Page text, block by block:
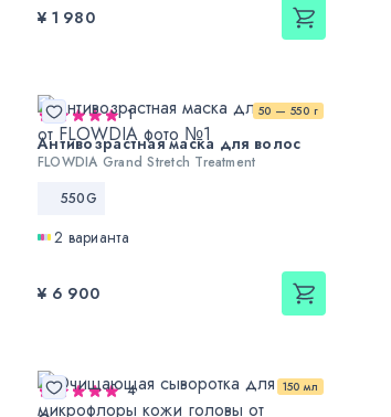
¥ 1 980
50 — 550 г
1
Антивозрастная маска для волос
FLOWDIA Grand Stretch Treatment
550G
2 варианта
¥ 6 900
150 мл
4